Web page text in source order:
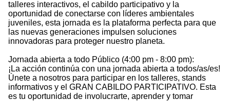
talleres interactivos, el cabildo participativo y la
oportunidad de conectarse con líderes ambientales
juveniles, esta jornada es la plataforma perfecta para que
las nuevas generaciones impulsen soluciones
innovadoras para proteger nuestro planeta.
Jornada abierta a todo Público (4:00 pm - 8:00 pm):
¡La acción continúa con una jornada abierta a todos/as/es!
Únete a nosotros para participar en los talleres, stands
informativos y el GRAN CABILDO PARTICIPATIVO. Esta
es tu oportunidad de involucrarte, aprender y tomar